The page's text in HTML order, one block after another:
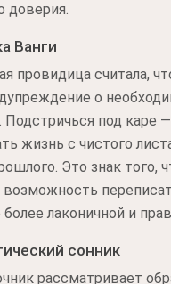
доверия.
Ванги
провидица считала,
о
под каре
жизнь с чистого
Это знак того,
лаконичной и
сонник
рассматривает